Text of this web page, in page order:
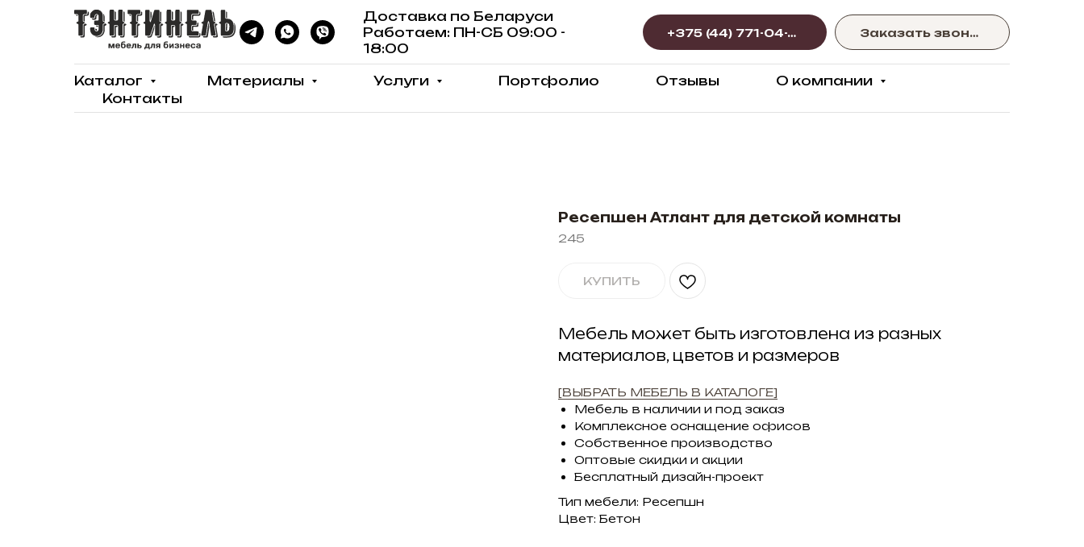
Доставка по Беларуси
Работаем: ПН-СБ 09:00 -
18:00
+375 (44) 771-04-77 Заказать звонок
Каталог Материалы Услуги Портфолио Отзывы
О компании
Контакты
Ресепшен Атлант для детской комнаты
245
КУПИТЬ
Мебель может быть изготовлена из разных
материалов, цветов и размеров
[ВЫБРАТЬ МЕБЕЛЬ В КАТАЛОГЕ]
Мебель в наличии и под заказ
Комплексное оснащение офисов
Собственное производство
Оптовые скидки и акции
Бесплатный дизайн-проект
Тип мебели: Ресепшн
Цвет: Бетон